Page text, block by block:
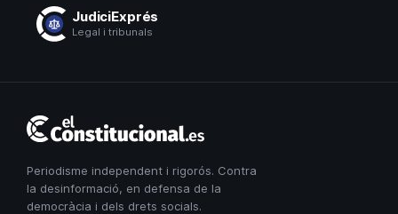
JudiciExprés
Legal i tribunals
Constitucional
Periodisme independent i rigorós. Contra
la desinformació, en defensa de la
democràcia i dels drets socials.